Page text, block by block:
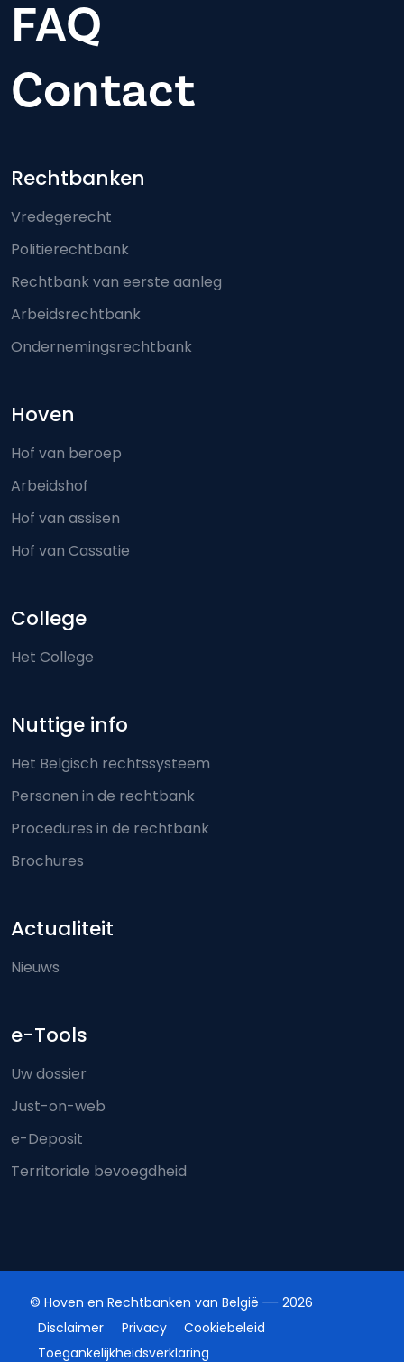
FAQ
Contact
Footer-menu
Rechtbanken
Vredegerecht
Politierechtbank
Rechtbank van eerste aanleg
Arbeidsrechtbank
Ondernemingsrechtbank
Hoven
Hof van beroep
Arbeidshof
Hof van assisen
Hof van Cassatie
College
Het College
Nuttige info
Het Belgisch rechtssysteem
Personen in de rechtbank
Procedures in de rechtbank
Brochures
Actualiteit
Nieuws
e-Tools
Uw dossier
Just-on-web
e-Deposit
Territoriale bevoegdheid
© Hoven en Rechtbanken van België
2026
Disclaimer
Privacy
Cookiebeleid
Toegankelijkheidsverklaring